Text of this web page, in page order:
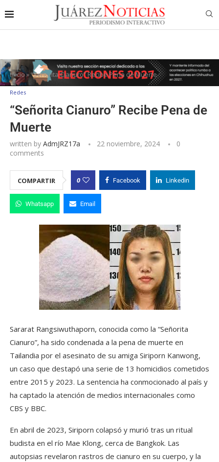
Inicio»“Señorita Cianuro” Recibe Pena de Muerte
Redes
“Señorita Cianuro” Recibe Pena de
Muerte
written by AdmJRZ17a 22 noviembre, 2024
0
comments
COMPARTIR 0 Facebook Linkedin
Whatsapp Email
Sararat Rangsiwuthaporn, conocida como la “Señorita
Cianuro”, ha sido condenada a la pena de muerte en
Tailandia por el asesinato de su amiga Siriporn Kanwong,
un caso que destapó una serie de 13 homicidios cometidos
entre 2015 y 2023. La sentencia ha conmocionado al país y
ha captado la atención de medios internacionales como
CBS y BBC.
En abril de 2023, Siriporn colapsó y murió tras un ritual
budista en el río Mae Klong, cerca de Bangkok. Las
autopsias revelaron rastros de cianuro en su cuerpo, y la